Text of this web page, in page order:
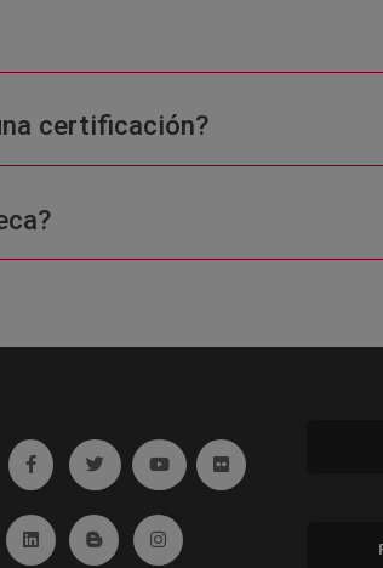
certificación?
Ir a facebook (abre en ventana nueva)
Ir a twitter (abre en ventana nueva)
Ir a YouTube (abre en
Ir a Flickr (abre en
Ir a Linkedin (abre en ventana nueva)
Ir al Blog (abre en ventana nueva)
Ir a Instagram (abre en